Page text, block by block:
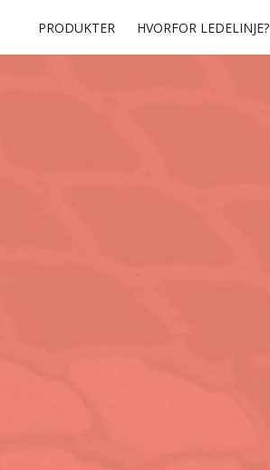
PRODUKTER HVORFOR LEDELINJE?